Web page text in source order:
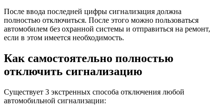
После ввода последней цифры сигнализация должна
полностью отключиться. После этого можно пользоваться
автомобилем без охранной системы и отправиться на ремонт,
если в этом имеется необходимость.
Как самостоятельно полностью
отключить сигнализацию
Существует 3 экстренных способа отключения любой
автомобильной сигнализации: